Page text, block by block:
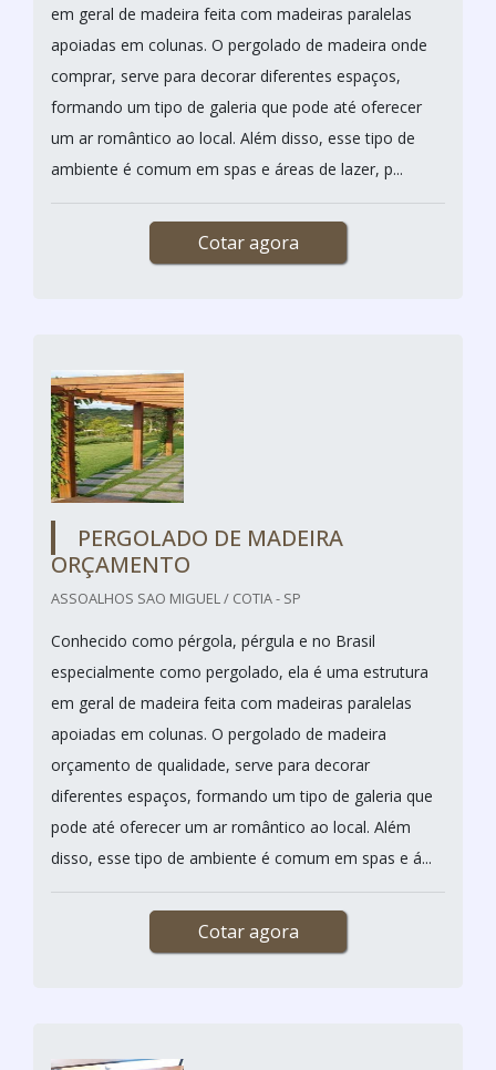
em geral de madeira feita com madeiras paralelas
apoiadas em colunas. O pergolado de madeira onde
comprar, serve para decorar diferentes espaços,
formando um tipo de galeria que pode até oferecer
um ar romântico ao local. Além disso, esse tipo de
ambiente é comum em spas e áreas de lazer, p...
Cotar agora
PERGOLADO DE MADEIRA
ORÇAMENTO
ASSOALHOS SAO MIGUEL / COTIA - SP
Conhecido como pérgola, pérgula e no Brasil
especialmente como pergolado, ela é uma estrutura
em geral de madeira feita com madeiras paralelas
apoiadas em colunas. O pergolado de madeira
orçamento de qualidade, serve para decorar
diferentes espaços, formando um tipo de galeria que
pode até oferecer um ar romântico ao local. Além
disso, esse tipo de ambiente é comum em spas e á...
Cotar agora